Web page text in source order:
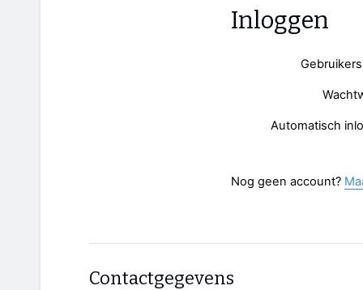
Inloggen
Automatisch
Nog geen account?
Contactgegevens